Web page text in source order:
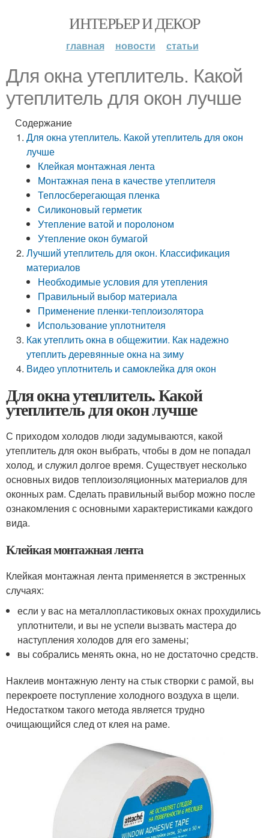
ИНТЕРЬЕР И ДЕКОР
главная новости статьи
Для окна утеплитель. Какой
утеплитель для окон лучше
Содержание
Для окна утеплитель. Какой утеплитель для окон
лучше
Клейкая монтажная лента
Монтажная пена в качестве утеплителя
Теплосберегающая пленка
Силиконовый герметик
Утепление ватой и поролоном
Утепление окон бумагой
Лучший утеплитель для окон. Классификация
материалов
Необходимые условия для утепления
Правильный выбор материала
Применение пленки-теплоизолятора
Использование уплотнителя
Как утеплить окна в общежитии. Как надежно
утеплить деревянные окна на зиму
Видео уплотнитель и самоклейка для окон
Для окна утеплитель. Какой
утеплитель для окон лучше
С приходом холодов люди задумываются, какой
утеплитель для окон выбрать, чтобы в дом не попадал
холод, и служил долгое время. Существует несколько
основных видов теплоизоляционных материалов для
оконных рам. Сделать правильный выбор можно после
ознакомления с основными характеристиками каждого
вида.
Клейкая монтажная лента
Клейкая монтажная лента применяется в экстренных
случаях:
если у вас на металлопластиковых окнах прохудились
уплотнители, и вы не успели вызвать мастера до
наступления холодов для его замены;
вы собрались менять окна, но не достаточно средств.
Наклеив монтажную ленту на стык створки с рамой, вы
перекроете поступление холодного воздуха в щели.
Недостатком такого метода является трудно
очищающийся след от клея на раме.